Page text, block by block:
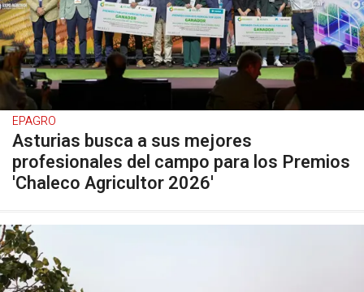
EPAGRO
Asturias busca a sus mejores
profesionales del campo para los Premios
'Chaleco Agricultor 2026'